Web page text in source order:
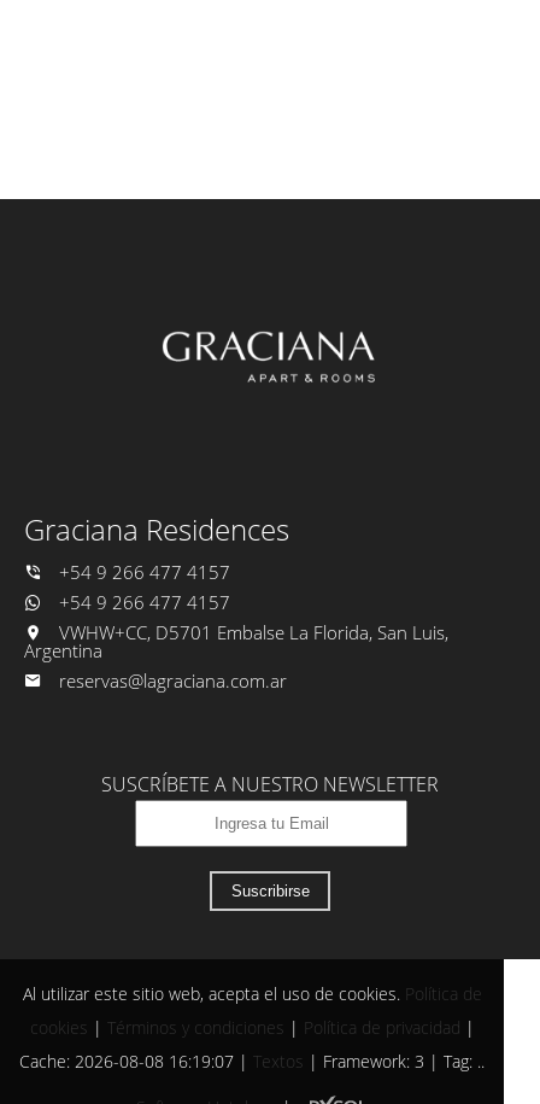
Graciana Residences
+54 9 266 477 4157
+54 9 266 477 4157
VWHW+CC, D5701 Embalse La Florida, San Luis,
Argentina
reservas@lagraciana.com.ar
SUSCRÍBETE A NUESTRO NEWSLETTER
Suscribirse
Al utilizar este sitio web, acepta el uso de cookies. Política de
cookies | Términos y condiciones | Política de privacidad |
Cache: 2026-08-08 16:19:07 | Textos | Framework: 3 | Tag: ..